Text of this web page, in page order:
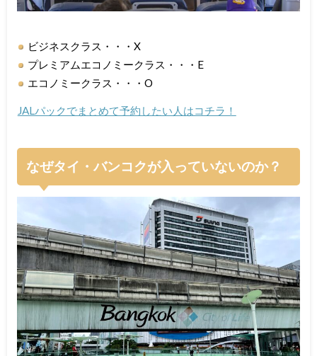
ビジネスクラス・・・X
プレミアムエコノミークラス・・・E
エコノミークラス・・・O
JALパックでまとめて予約したい人はコチラ！
なぜタイ・バンコクが入っていないのか？